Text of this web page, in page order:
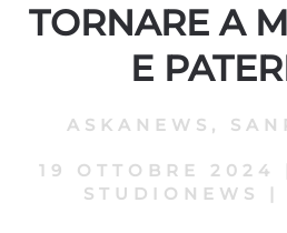
TORNARE A
E
ASKANEWS ,
19 OTTOBRE 2024
STUDIONEWS
|